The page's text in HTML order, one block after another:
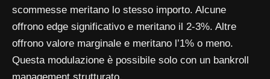
scommesse meritano lo stesso importo. Alcune
offrono edge significativo e meritano il 2-3%. Altre
offrono valore marginale e meritano l’1% o meno.
Questa modulazione è possibile solo con un bankroll